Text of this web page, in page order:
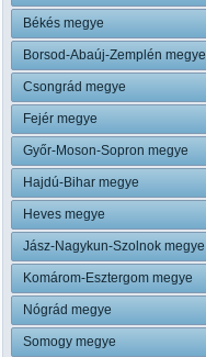
Békés megye
Borsod-Abaúj-Zemplén megye
Csongrád megye
Fejér megye
Győr-Moson-Sopron megye
Hajdú-Bihar megye
Heves megye
Jász-Nagykun-Szolnok megye
Komárom-Esztergom megye
Nógrád megye
Somogy megye